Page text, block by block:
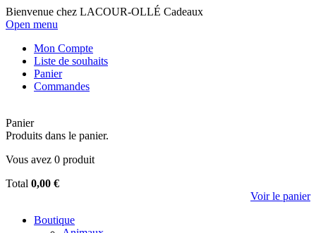
Bienvenue chez LACOUR-OLLÉ Cadeaux
Open menu
Mon Compte
Liste de souhaits
Panier
Commandes
Panier
Produits dans le panier.
Vous avez 0 produit
Total 0,00 €
Voir le panier
Boutique